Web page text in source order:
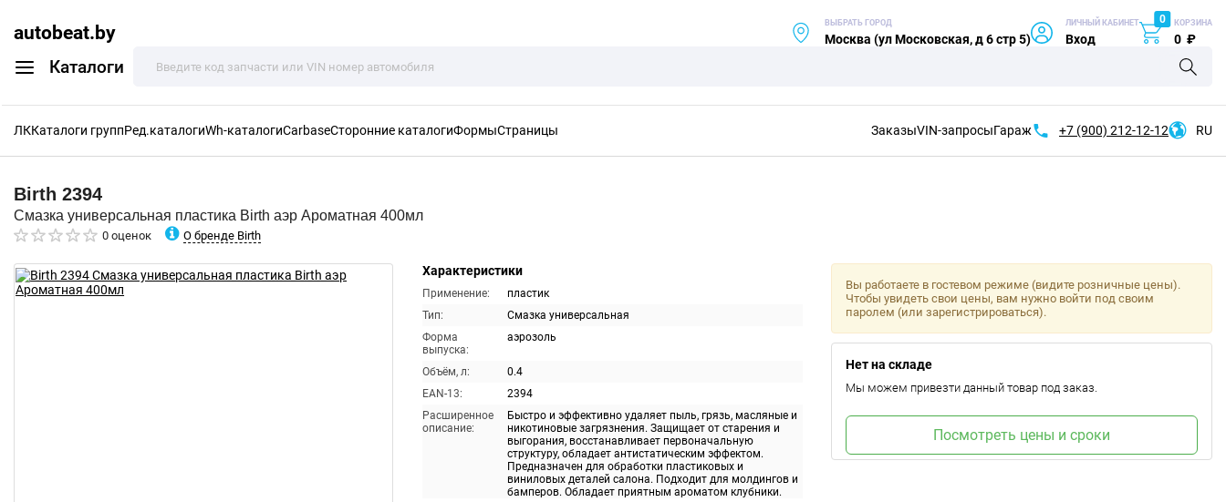
autobeat.by
Каталоги
ВЫБРАТЬ ГОРОД
Москва (ул Московская, д 6 стр 5)
ЛИЧНЫЙ КАБИНЕТ
Вход
0 КОРЗИНА
0 ₽
ЛККаталоги группРед.каталогиWh-каталогиCarbaseСторонние каталогиФормыСтраницы ЗаказыVIN-запросыГараж +7 (900) 212-12-12 RU
Birth 2394
Смазка универсальная пластика Birth аэр Ароматная 400мл
0 оценок О бренде Birth
Характеристики
Применение:
пластик
Тип:
Смазка универсальная
Форма
выпуска:
аэрозоль
Объём, л:
0.4
EAN-13:
2394
Расширенное
описание:
Быстро и эффективно удаляет пыль, грязь, масляные и
никотиновые загрязнения. Защищает от старения и
выгорания, восстанавливает первоначальную
структуру, обладает антистатическим эффектом.
Предназначен для обработки пластиковых и
виниловых деталей салона. Подходит для молдингов и
бамперов. Обладает приятным ароматом клубники.
Вы работаете в гостевом режиме (видите розничные цены).
Чтобы увидеть свои цены, вам нужно войти под своим
паролем (или зарегистрироваться).
Нет на складе
Мы можем привезти данный товар под заказ.
Посмотреть цены и сроки